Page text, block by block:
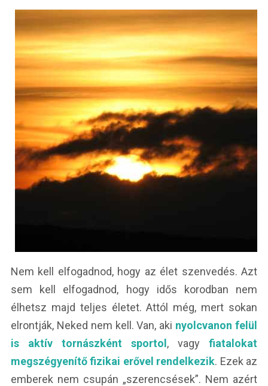
Nem kell elfogadnod, hogy az élet szenvedés. Azt
sem kell elfogadnod, hogy idős korodban nem
élhetsz majd teljes életet. Attól még, mert sokan
elrontják, Neked nem kell. Van, aki nyolcvanon felül
is aktív tornászként sportol , vagy fiatalokat
megszégyenítő fizikai erővel rendelkezik. Ezek az
emberek nem csupán „szerencsések”. Nem azért